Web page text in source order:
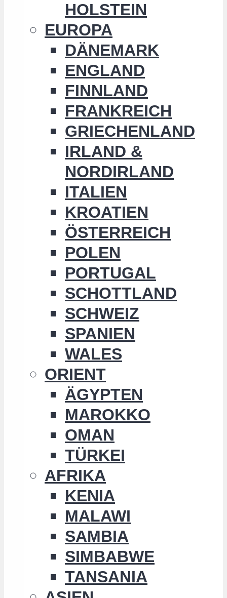
HOLSTEIN
EUROPA
DÄNEMARK
ENGLAND
FINNLAND
FRANKREICH
GRIECHENLAND
IRLAND &
NORDIRLAND
ITALIEN
KROATIEN
ÖSTERREICH
POLEN
PORTUGAL
SCHOTTLAND
SCHWEIZ
SPANIEN
WALES
ORIENT
ÄGYPTEN
MAROKKO
OMAN
TÜRKEI
AFRIKA
KENIA
MALAWI
SAMBIA
SIMBABWE
TANSANIA